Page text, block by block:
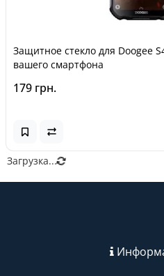
Защитное стекло для Doogee
вашего смартфона
179 грн.
Загрузка...